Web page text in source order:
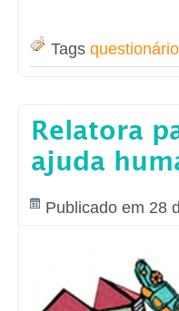
Tags questionário
Relatora
ajuda
Publicado em 28